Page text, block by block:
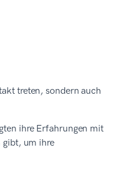
treten, sondern auch
ihre Erfahrungen mit
gibt, um ihre